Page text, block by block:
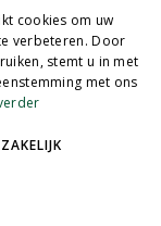
cookies om uw
verbeteren. Door
stemt u in met
met ons